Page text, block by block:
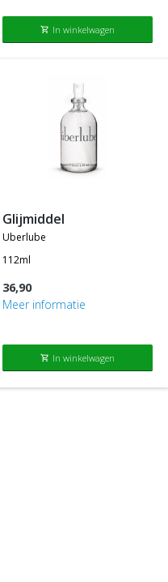
shopping_cart In winkelwagen
glijmiddel
uberlube
112ml
36,90
Meer informatie
shopping_cart In winkelwagen